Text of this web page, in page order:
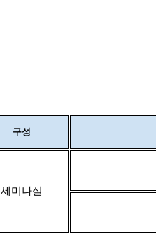
구성
세미나실